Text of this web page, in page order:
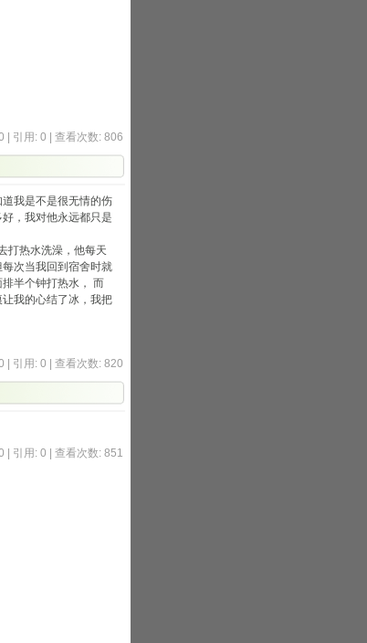
引用: 0 | 查看次数: 806
我是不是很无情的伤
，我对他永远都只是
打热水洗澡，他每天
次当我回到宿舍时就
半个钟打热水， 而
我的心结了冰，我把
引用: 0 | 查看次数: 820
引用: 0 | 查看次数: 851